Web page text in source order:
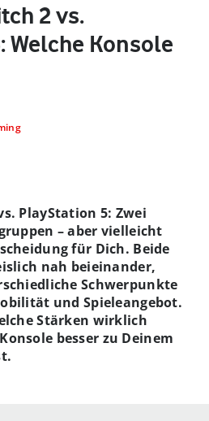
2 vs.
Welche Konsole
PlayStation 5: Zwei
– aber vielleicht
für Dich. Beide
nah beieinander,
Schwerpunkte
und Spieleangebot.
Stärken wirklich
besser zu Deinem